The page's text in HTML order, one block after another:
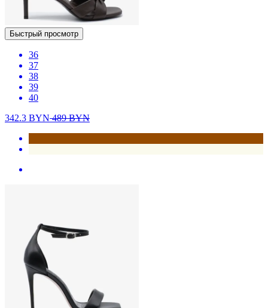
Быстрый просмотр
36
37
38
39
40
342.3 BYN489BYN